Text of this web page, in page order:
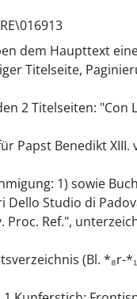
dem Haupttext
Titelseite,
2 Titelseiten: "Con
Papst Benedikt XIII.
1) sowie
Dello Studio di
Proc. Ref.",
(Bl. *₈r-